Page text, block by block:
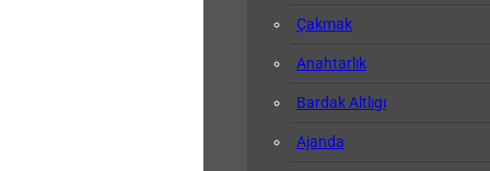
Çakmak
Anahtarlık
Bardak Altlıgı
Ajanda